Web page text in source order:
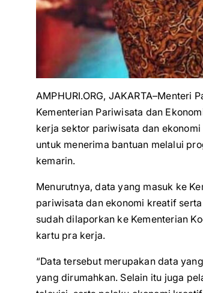
AMPHURI.ORG, JAKARTA–Menteri
Kementerian Pariwisata dan
kerja sektor pariwisata dan
untuk menerima bantuan melalui
kemarin.
Menurutnya, data yang masuk ke
pariwisata dan ekonomi kreatif
sudah dilaporkan ke Kementerian
kartu pra kerja.
“Data tersebut merupakan data
yang dirumahkan. Selain itu juga